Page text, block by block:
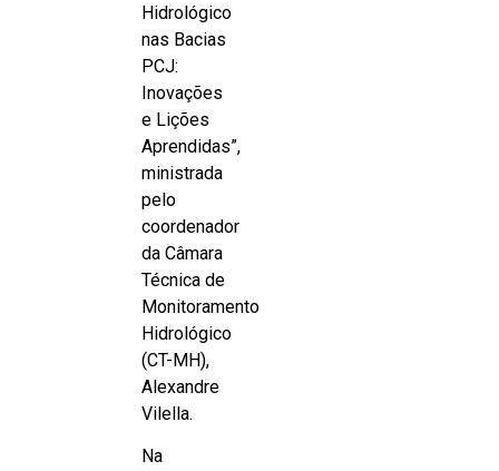
Hidrológico
nas Bacias
PCJ:
Inovações
e Lições
Aprendidas”,
ministrada
pelo
coordenador
da Câmara
Técnica de
Monitoramento
Hidrológico
(CT-MH),
Alexandre
Vilella.
Na